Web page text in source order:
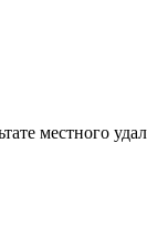
местного